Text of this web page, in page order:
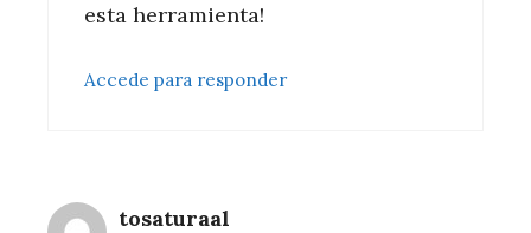
esta herramienta!
Accede para responder
tosaturaal